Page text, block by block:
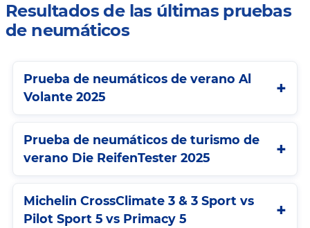
Resultados de las últimas pruebas
de neumáticos
Prueba de neumáticos de verano Al
Volante 2025
Prueba de neumáticos de turismo de
verano Die ReifenTester 2025
Michelin CrossClimate 3 & 3 Sport vs
Pilot Sport 5 vs Primacy 5